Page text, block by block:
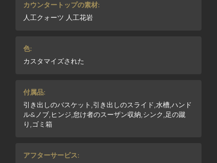
カウンタートップの素材:
人工クォーツ 人工花岩
色:
カスタマイズされた
付属品:
引き出しのバスケット,引き出しのスライド,水槽,ハンド
ル&ノブ,ヒンジ,怠け者のスーザン収納,シンク,足の蹴
り,ゴミ箱
アフターサービス: